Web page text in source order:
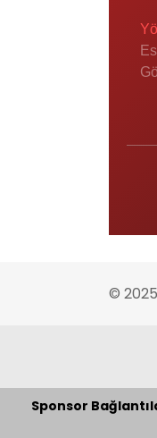
©
Sponsor